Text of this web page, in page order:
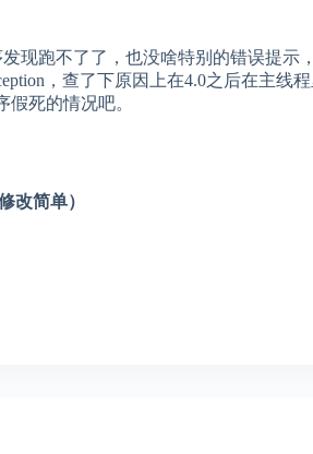
现跑不了了，也没啥特别的错误提示
，查了下原因上在4.0之后在主线
死的情况吧。
改简单）